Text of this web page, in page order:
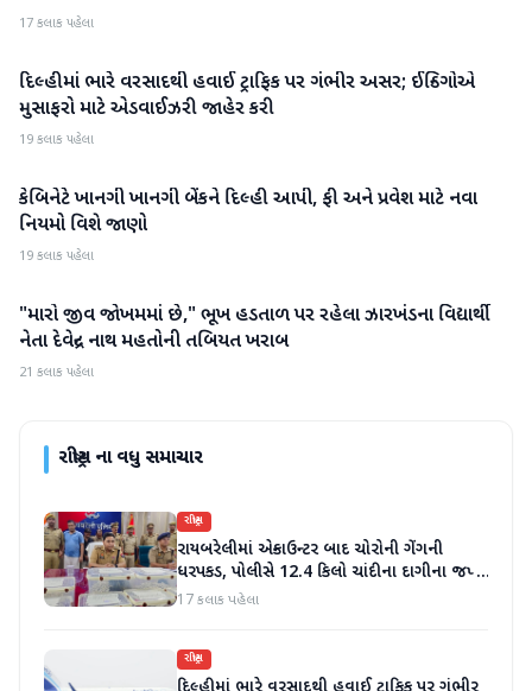
17 કલાક પહેલા
રાષ્ટ્રીય
દિલ્હીમાં ભારે વરસાદથી હવાઈ ટ્રાફિક પર ગંભીર અસર; ઈન્ડિગોએ
મુસાફરો માટે એડવાઈઝરી જાહેર કરી
19 કલાક પહેલા
રાષ્ટ્રીય
કેબિનેટે ખાનગી ખાનગી બેંકને દિલ્હી આપી, ફી અને પ્રવેશ માટે નવા
નિયમો વિશે જાણો
19 કલાક પહેલા
રાષ્ટ્રીય
"મારો જીવ જોખમમાં છે," ભૂખ હડતાળ પર રહેલા ઝારખંડના વિદ્યાર્થી
નેતા દેવેન્દ્ર નાથ મહતોની તબિયત ખરાબ
21 કલાક પહેલા
રાષ્ટ્રીયના વધુ સમાચાર
રાષ્ટ્રીય
રાયબરેલીમાં એન્કાઉન્ટર બાદ ચોરોની ગેંગની
ધરપકડ, પોલીસે 12.4 કિલો ચાંદીના દાગીના જપ્ત
કર્યા
17 કલાક પહેલા
રાષ્ટ્રીય